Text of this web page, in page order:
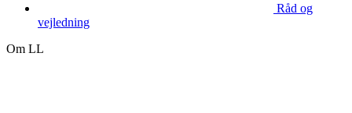
Råd og
vejledning
Om LL